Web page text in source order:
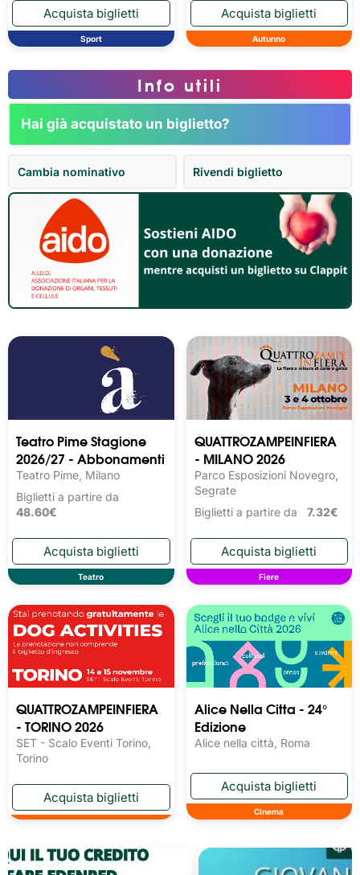
Sport Autunno
Teatro Pime Stagione
2026/27 - Abbonamenti
Teatro Pime, Milano
Biglietti a partire da
48.60€
Teatro
QUATTROZAMPEINFIERA
- MILANO 2026
Parco Esposizioni Novegro,
Segrate
Biglietti a partire da 7.32€
Fiere
QUATTROZAMPEINFIERA
- TORINO 2026
SET - Scalo Eventi Torino,
Torino
Alice Nella Citta - 24°
Edizione
Alice nella città, Roma
Cinema
Info utili
Hai già acquistato un biglietto?
Cambia nominativo Rivendi biglietto